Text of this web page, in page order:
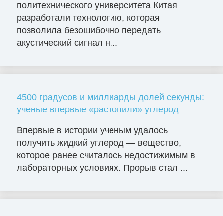
политехнического университета Китая
разработали технологию, которая
позволила безошибочно передать
акустический сигнал н...
4500 градусов и миллиарды долей секунды:
ученые впервые «растопили» углерод
Впервые в истории ученым удалось
получить жидкий углерод — вещество,
которое ранее считалось недостижимым в
лабораторных условиях. Прорыв стал ...